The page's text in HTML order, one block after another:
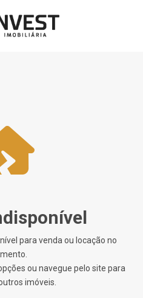
para venda ou locação no
ou navegue pelo site para
imóveis.